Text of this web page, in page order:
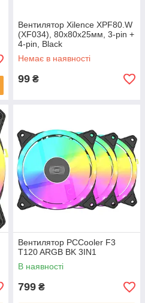
Вентилятор Xilence XPF80.W
(XF034), 80х80х25мм, 3-pin +
4-pin, Black
Немає в наявності
99 ₴
Вентилятор PCCooler F3
T120 ARGB BK 3IN1
В наявності
799 ₴